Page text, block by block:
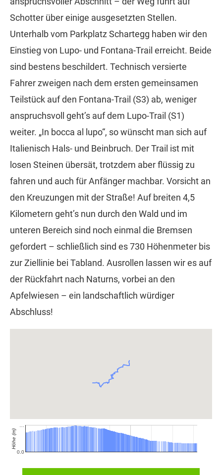
Schotter über einige ausgesetzten Stellen.
Unterhalb vom Parkplatz Schartegg haben wir den
Einstieg von Lupo- und Fontana-Trail erreicht. Beide
sind bestens beschildert. Technisch versierte
Fahrer zweigen nach dem ersten gemeinsamen
Teilstück auf den Fontana-Trail (S3) ab, weniger
anspruchsvoll geht’s auf dem Lupo-Trail (S1)
weiter. „In bocca al lupo“, so wünscht man sich auf
Italienisch Hals- und Beinbruch. Der Trail ist mit
losen Steinen übersät, trotzdem aber flüssig zu
fahren und auch für Anfänger machbar. Vorsicht an
den Kreuzungen mit der Straße! Auf breiten 4,5
Kilometern geht’s nun durch den Wald und im
unteren Bereich sind noch einmal die Bremsen
gefordert – schließlich sind es 730 Höhenmeter bis
zur Ziellinie bei Tabland. Ausrollen lassen wir es auf
der Rückfahrt nach Naturns, vorbei an den
Apfelwiesen – ein landschaftlich würdiger
Abschluss!